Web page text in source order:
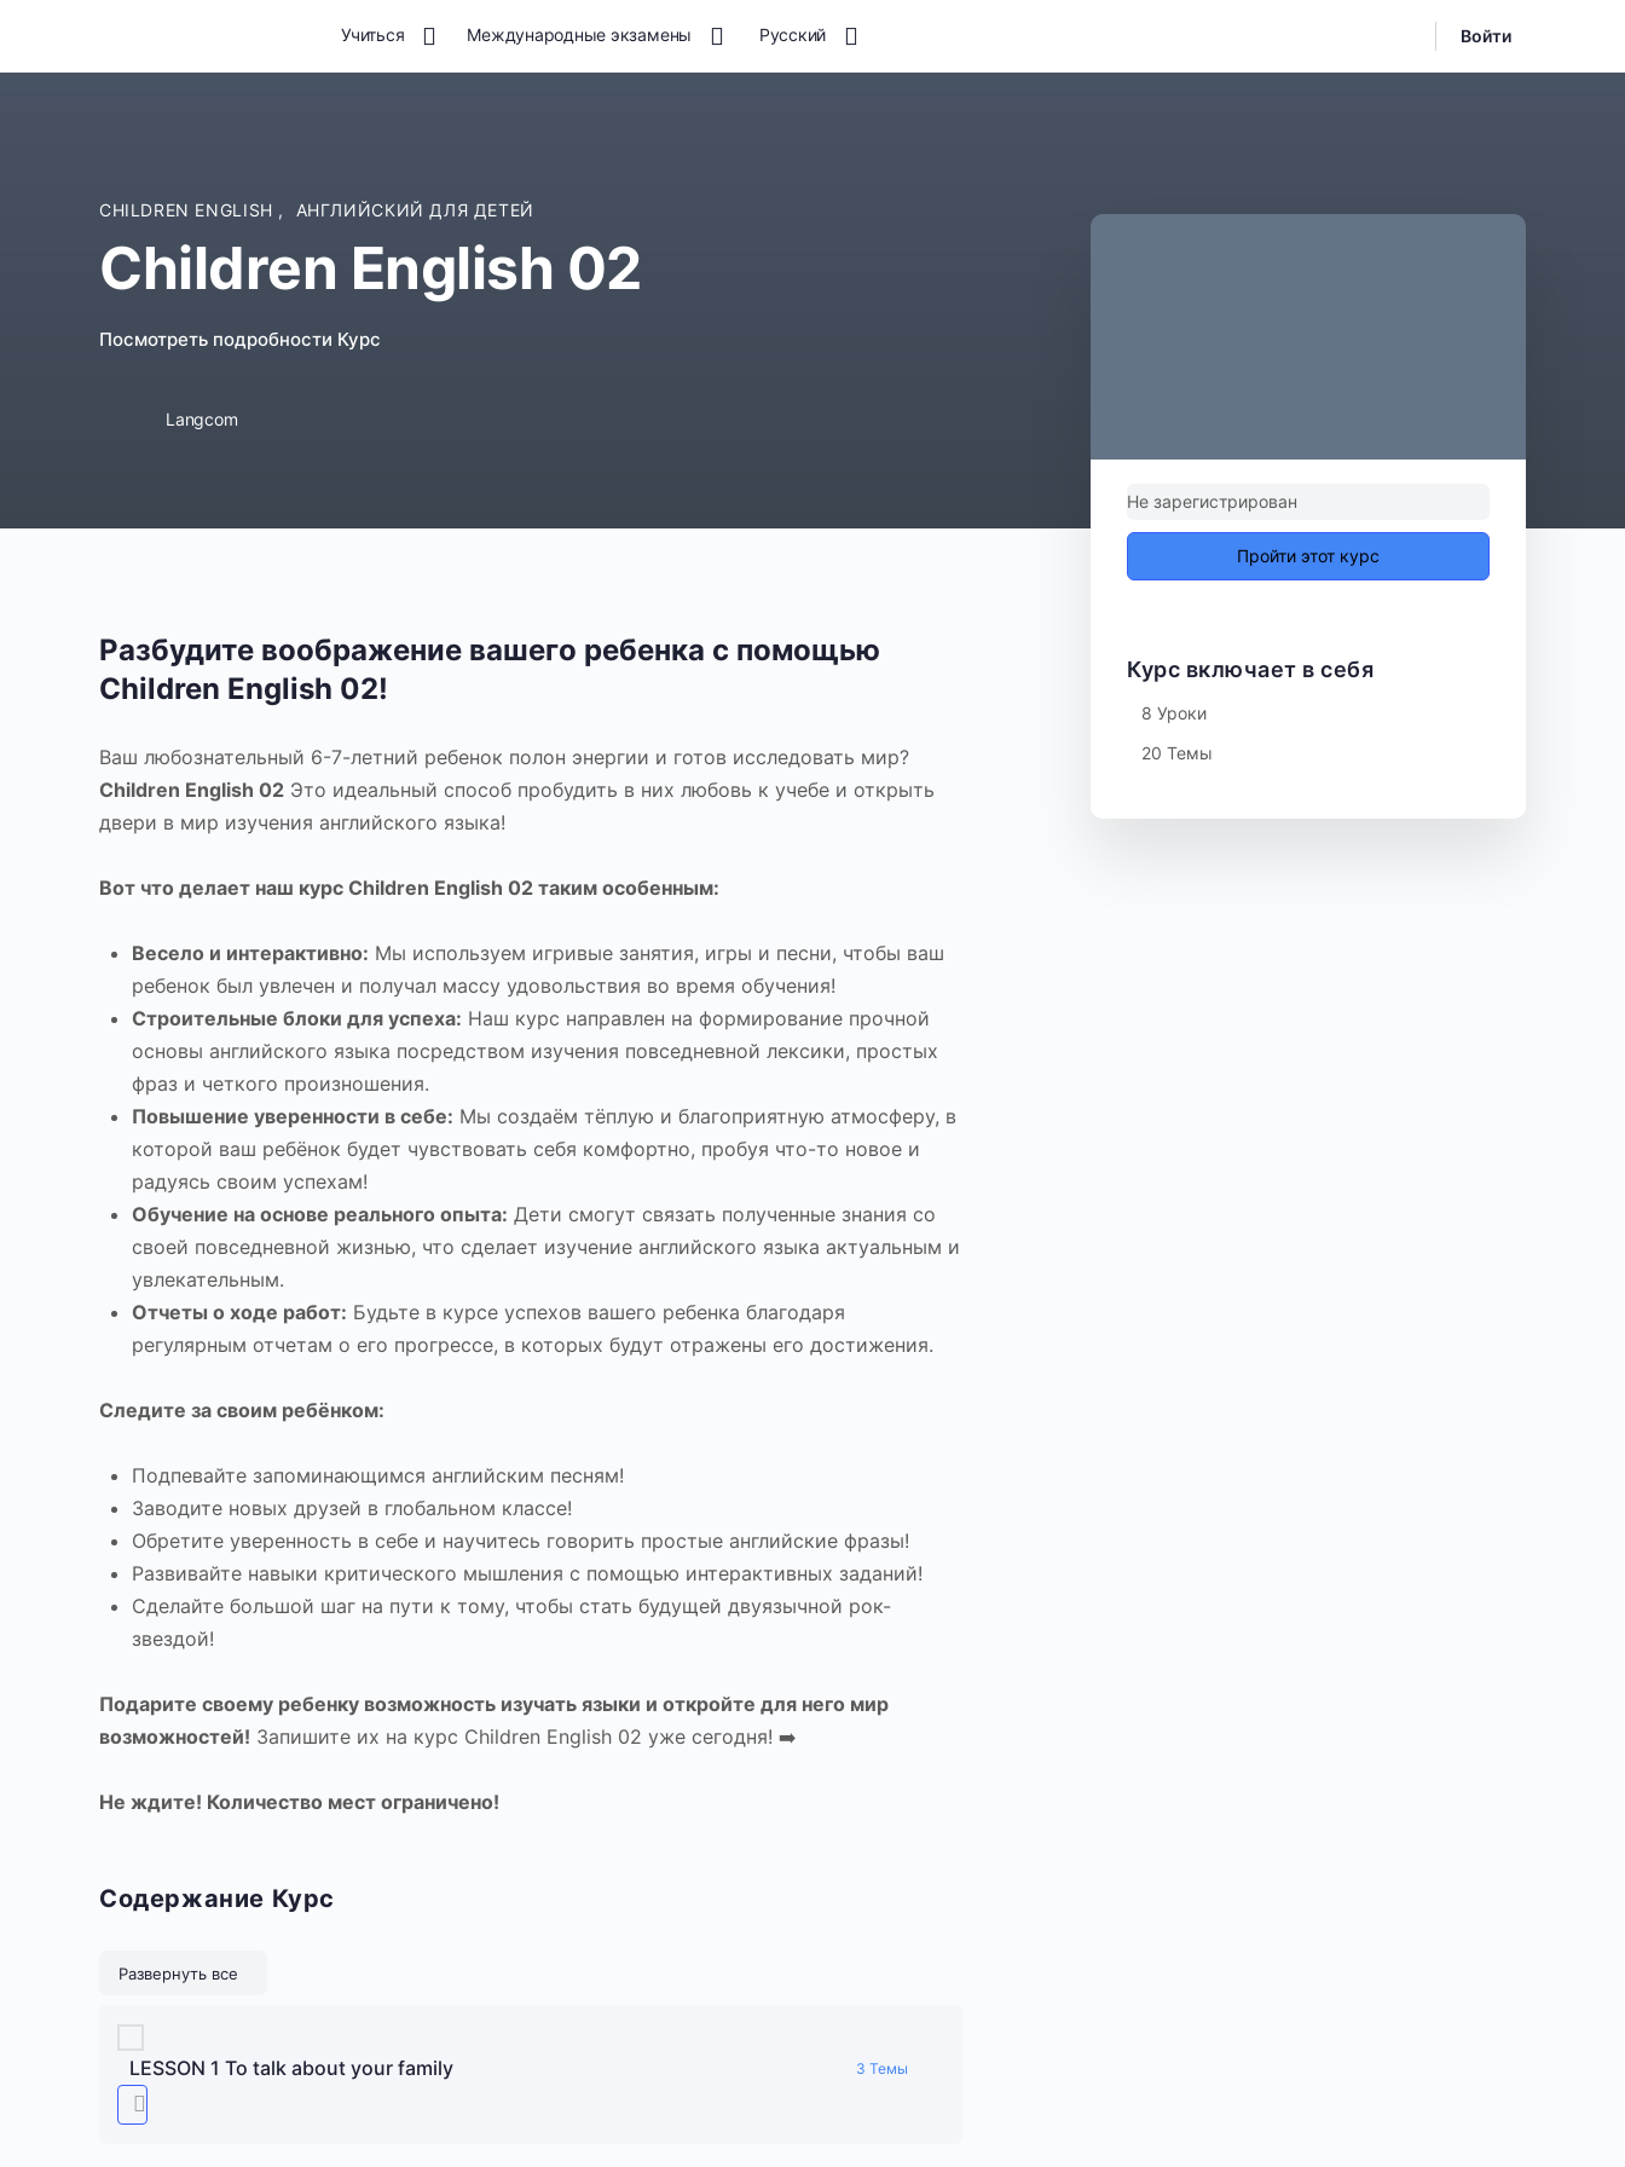
Учиться Международные экзамены Русский Войти
CHILDREN ENGLISH , АНГЛИЙСКИЙ ДЛЯ ДЕТЕЙ
Children English 02
Посмотреть подробности Курс
Langcom
Разбудите воображение вашего ребенка с помощью
Children English 02!
Ваш любознательный 6-7-летний ребенок полон энергии и готов исследовать мир?
Children English 02 Это идеальный способ пробудить в них любовь к учебе и открыть
двери в мир изучения английского языка!
Вот что делает наш курс Children English 02 таким особенным:
Весело и интерактивно: Мы используем игривые занятия, игры и песни, чтобы ваш
ребенок был увлечен и получал массу удовольствия во время обучения!
Строительные блоки для успеха: Наш курс направлен на формирование прочной
основы английского языка посредством изучения повседневной лексики, простых
фраз и четкого произношения.
Повышение уверенности в себе: Мы создаём тёплую и благоприятную атмосферу, в
которой ваш ребёнок будет чувствовать себя комфортно, пробуя что-то новое и
радуясь своим успехам!
Обучение на основе реального опыта: Дети смогут связать полученные знания со
своей повседневной жизнью, что сделает изучение английского языка актуальным и
увлекательным.
Отчеты о ходе работ: Будьте в курсе успехов вашего ребенка благодаря
регулярным отчетам о его прогрессе, в которых будут отражены его достижения.
Следите за своим ребёнком:
Подпевайте запоминающимся английским песням!
Заводите новых друзей в глобальном классе!
Обретите уверенность в себе и научитесь говорить простые английские фразы! ️
Развивайте навыки критического мышления с помощью интерактивных заданий!
Сделайте большой шаг на пути к тому, чтобы стать будущей двуязычной рок-
звездой!
Подарите своему ребенку возможность изучать языки и откройте для него мир
возможностей! Запишите их на курс Children English 02 уже сегодня! ➡️
Не ждите! Количество мест ограничено!
Содержание Курс
Развернуть все
LESSON 1 To talk about your family 3 Темы
Не зарегистрирован
Пройти этот курс
Курс включает в себя
8 Уроки
20 Темы